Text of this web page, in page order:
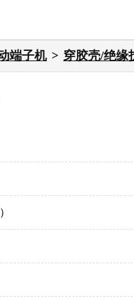
端子机 穿胶壳/绝缘